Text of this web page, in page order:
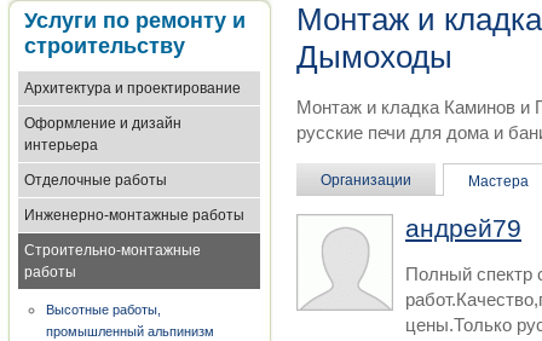
Услуги по ремонту и
строительству
Архитектура и проектирование
Оформление и дизайн
интерьера
Отделочные работы
Инженерно-монтажные работы
Строительно-монтажные
работы
Высотные работы,
промышленный альпинизм
Монтаж и
Дымоходы
Монтаж и кладка Каминов и
русские печи для дома и
Организации Мастера
андрей79
Полный спектр
цены.Только